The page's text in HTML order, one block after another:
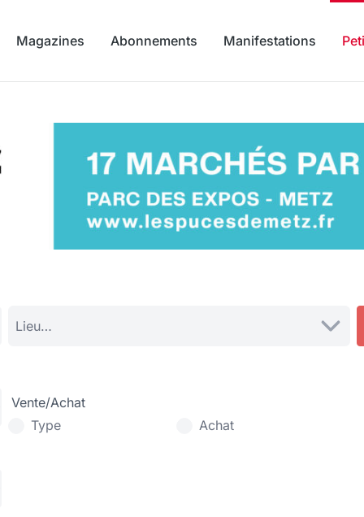
Magazines Abonnements Manifestations
Vente/Achat
Type
Achat